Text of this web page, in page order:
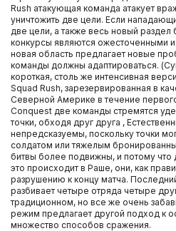
Rush атакующая команда атакует
уничтожить две цели. Если
две цели, а также весь новый раздел
конкурсы являются ожесточенными
новая область предлагает новые
команды должны адаптироваться.
короткая, столь же интенсивная
Squad Rush, зарезервированная в
Северной Америке в течение
Conquest две команды стремятся
точки, обходя друг друга ,
непредсказуемы, поскольку точки
солдатом или тяжелым
битвы более подвижны, и потому что
это происходит в Раше, они, как
разрушению к концу матча.
разбивает четыре отряда четыре
традиционном, но все же очень
режим предлагает другой подход к
множество способов сражения.